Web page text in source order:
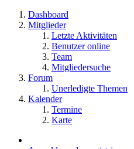
Dashboard
Mitglieder
Letzte Aktivitäten
Benutzer online
Team
Mitgliedersuche
Forum
Unerledigte Themen
Kalender
Termine
Karte